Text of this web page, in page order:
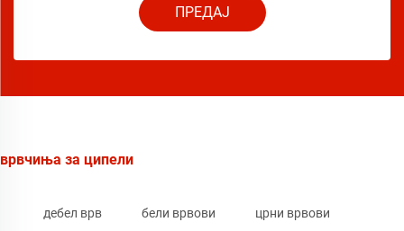
ПРЕДАЈ
врвчиња за ципели
дебел врв бели врвови црни врвови